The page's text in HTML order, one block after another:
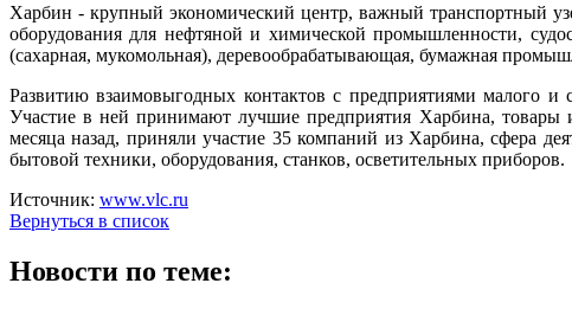
Харбин - крупный экономический центр, важный транспортный
оборудования для нефтяной и химической промышленности,
(сахарная, мукомольная), деревообрабатывающая, бумажная
Развитию взаимовыгодных контактов с предприятиями малого и
Участие в ней принимают лучшие предприятия Харбина,
месяца назад, приняли участие 35 компаний из Харбина, сфера
бытовой техники, оборудования, станков, осветительных приборов.
Источник: www.vlc.ru
Вернуться в список
Новости по теме: